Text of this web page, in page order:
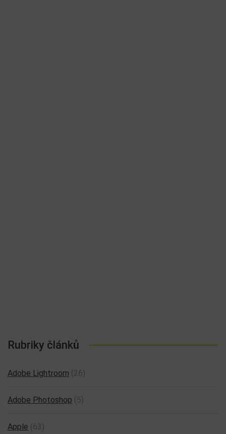
Rubriky článků
Adobe Lightroom (26)
Adobe Photoshop (5)
Apple (63)